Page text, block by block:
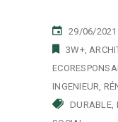
29/06/2021
3W+
INGENIEUR
DURABLE